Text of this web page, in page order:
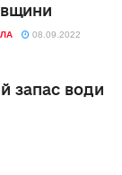
08.09.2022
запас води